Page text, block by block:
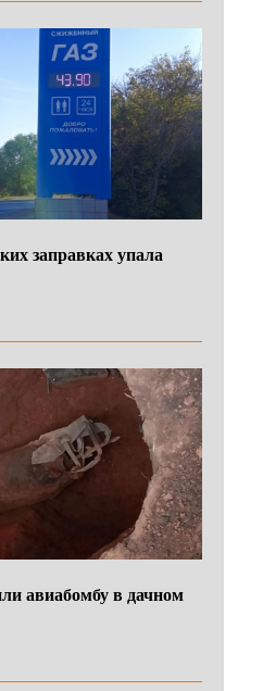
заправках упала
авиабомбу в дачном